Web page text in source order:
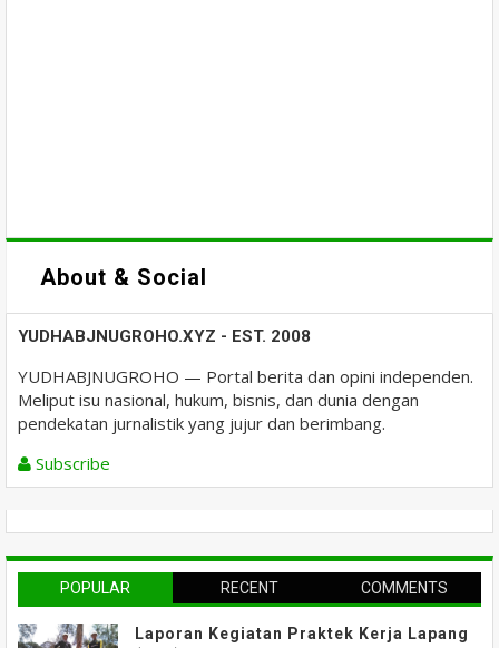
About & Social
YUDHABJNUGROHO.XYZ - EST. 2008
YUDHABJNUGROHO — Portal berita dan opini independen.
Meliput isu nasional, hukum, bisnis, dan dunia dengan
pendekatan jurnalistik yang jujur dan berimbang.
Subscribe
POPULAR RECENT COMMENTS
Laporan Kegiatan Praktek Kerja Lapang